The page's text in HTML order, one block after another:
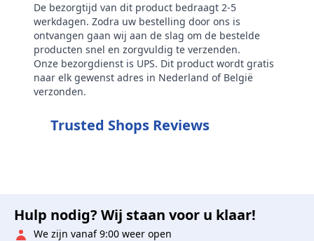
De bezorgtijd van dit product bedraagt 2-5
werkdagen. Zodra uw bestelling door ons is
ontvangen gaan wij aan de slag om de bestelde
producten snel en zorgvuldig te verzenden.
Onze bezorgdienst is UPS. Dit product wordt gratis
naar elk gewenst adres in Nederland of België
verzonden.
Trusted Shops Reviews
Hulp nodig? Wij staan voor u klaar!
We zijn vanaf 9:00 weer open